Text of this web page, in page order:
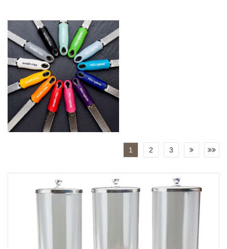
1 2 3